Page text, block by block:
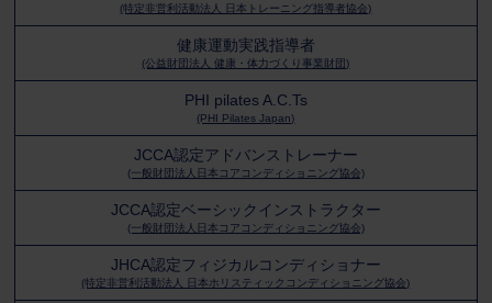
(特定非営利活動法人 日本トレーニング指導者協会)
健康運動実践指導者
(公益財団法人 健康・体力づくり事業財団)
PHI pilates A.C.Ts
(PHI Pilates Japan)
JCCA認定アドバンストレーナー
(一般財団法人日本コアコンディショニング協会)
JCCA認定ベーシックインストラクター
(一般財団法人日本コアコンディショニング協会)
JHCA認定フィジカルコンディショナー
(特定非営利活動法人 日本ホリスティックコンディショニング協会)